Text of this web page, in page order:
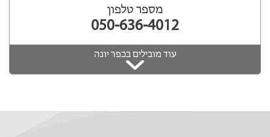
מספר טלפון
050-636-4012
עוד מובילים בכפר יונה